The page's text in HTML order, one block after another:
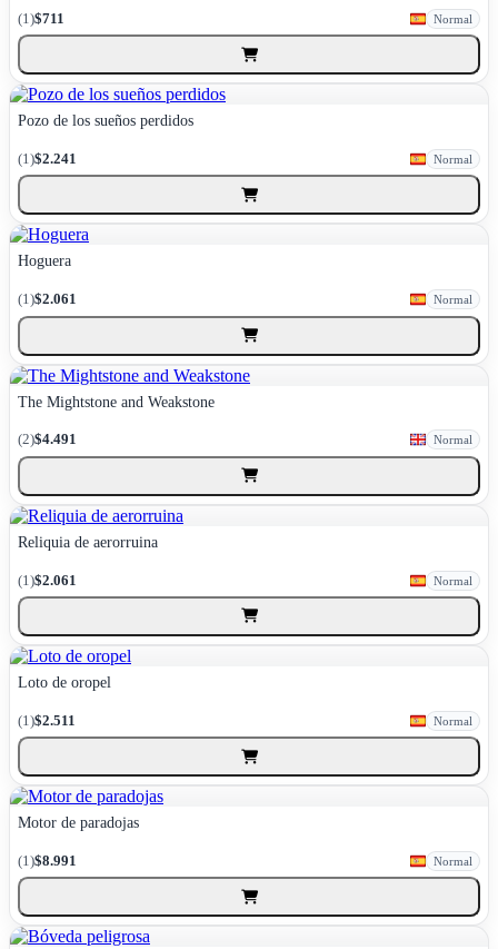
(1)$711 Normal
Pozo de los sueños perdidos
(1)$2.241 Normal
Hoguera
(1)$2.061 Normal
The Mightstone and Weakstone
(2)$4.491 Normal
Reliquia de aerorruina
(1)$2.061 Normal
Loto de oropel
(1)$2.511 Normal
Motor de paradojas
(1)$8.991 Normal